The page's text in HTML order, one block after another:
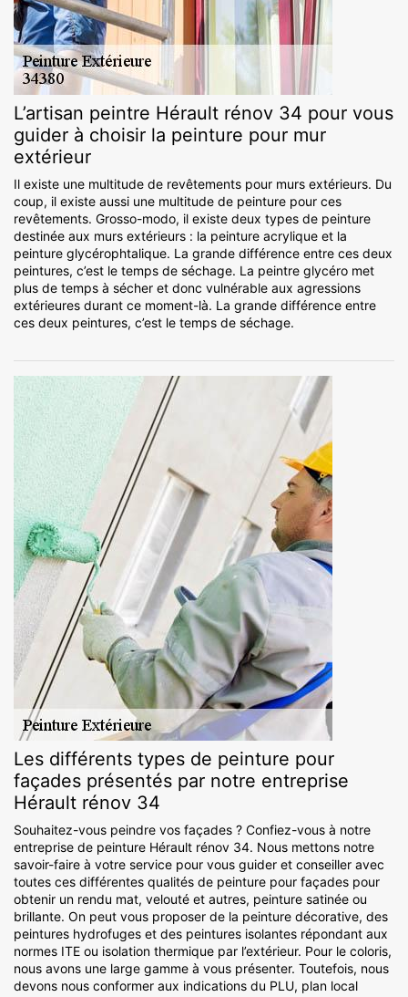
L’artisan peintre Hérault rénov 34 pour vous
guider à choisir la peinture pour mur
extérieur
Il existe une multitude de revêtements pour murs extérieurs. Du
coup, il existe aussi une multitude de peinture pour ces
revêtements. Grosso-modo, il existe deux types de peinture
destinée aux murs extérieurs : la peinture acrylique et la
peinture glycérophtalique. La grande différence entre ces deux
peintures, c’est le temps de séchage. La peintre glycéro met
plus de temps à sécher et donc vulnérable aux agressions
extérieures durant ce moment-là. La grande différence entre
ces deux peintures, c’est le temps de séchage.
Les différents types de peinture pour
façades présentés par notre entreprise
Hérault rénov 34
Souhaitez-vous peindre vos façades ? Confiez-vous à notre
entreprise de peinture Hérault rénov 34. Nous mettons notre
savoir-faire à votre service pour vous guider et conseiller avec
toutes ces différentes qualités de peinture pour façades pour
obtenir un rendu mat, velouté et autres, peinture satinée ou
brillante. On peut vous proposer de la peinture décorative, des
peintures hydrofuges et des peintures isolantes répondant aux
normes ITE ou isolation thermique par l’extérieur. Pour le coloris,
nous avons une large gamme à vous présenter. Toutefois, nous
devons nous conformer aux indications du PLU, plan local